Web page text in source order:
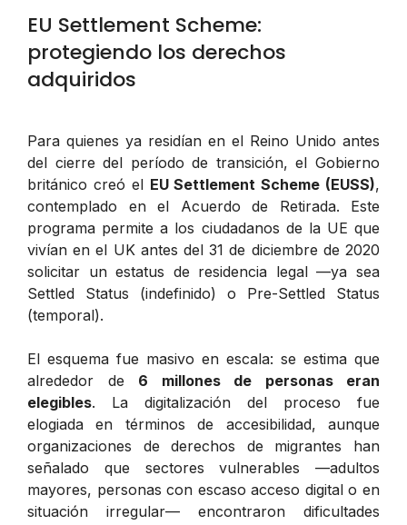
EU Settlement Scheme:
protegiendo los derechos
adquiridos
Para quienes ya residían en el Reino Unido antes
del cierre del período de transición, el Gobierno
británico creó el EU Settlement Scheme (EUSS),
contemplado en el Acuerdo de Retirada. Este
programa permite a los ciudadanos de la UE que
vivían en el UK antes del 31 de diciembre de 2020
solicitar un estatus de residencia legal —ya sea
Settled Status (indefinido) o Pre-Settled Status
(temporal).
El esquema fue masivo en escala: se estima que
alrededor de 6 millones de personas eran
elegibles. La digitalización del proceso fue
elogiada en términos de accesibilidad, aunque
organizaciones de derechos de migrantes han
señalado que sectores vulnerables —adultos
mayores, personas con escaso acceso digital o en
situación irregular— encontraron dificultades